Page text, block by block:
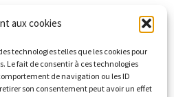
aux cookies
technologies telles que les cookies pour
Le fait de consentir à ces technologies
de navigation ou les ID
son consentement peut avoir un effet